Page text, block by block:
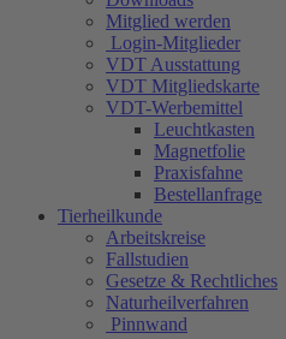
Mitglied werden
Login-Mitglieder
VDT Ausstattung
VDT Mitgliedskarte
VDT-Werbemittel
Leuchtkasten
Magnetfolie
Praxisfahne
Bestellanfrage
Tierheilkunde
Arbeitskreise
Fallstudien
Gesetze & Rechtliches
Naturheilverfahren
Pinnwand